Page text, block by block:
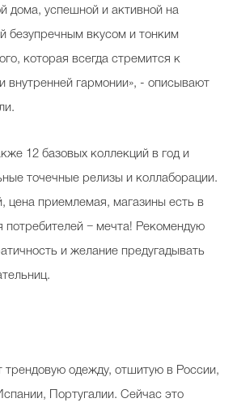
дома, успешной и активной на
безупречным вкусом и тонким
которая всегда стремится к
внутренней гармонии», - описывают
12 базовых коллекций в год и
точечные релизы и коллаборации.
приемлемая, магазины есть в
потребителей − мечта! Рекомендую
и желание предугадывать
трендовую одежду, отшитую в России,
Португалии. Сейчас это